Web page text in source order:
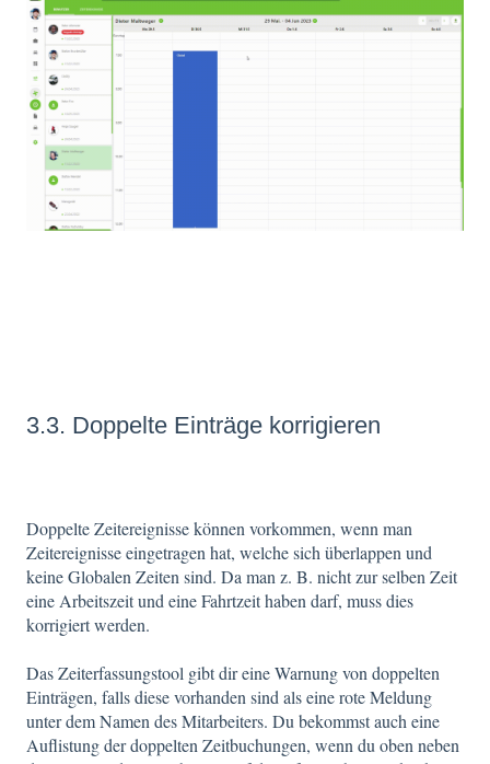
3.3. Doppelte Einträge korrigieren
Doppelte Zeitereignisse können vorkommen, wenn man
Zeitereignisse eingetragen hat, welche sich überlappen und
keine Globalen Zeiten sind. Da man z. B. nicht zur selben Zeit
eine Arbeitszeit und eine Fahrtzeit haben darf, muss dies
korrigiert werden.
Das Zeiterfassungstool gibt dir eine Warnung von doppelten
Einträgen, falls diese vorhanden sind als eine rote Meldung
unter dem Namen des Mitarbeiters. Du bekommst auch eine
Auflistung der doppelten Zeitbuchungen, wenn du oben neben